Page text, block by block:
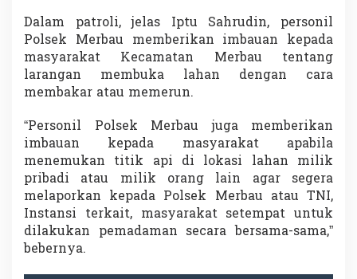
Dalam patroli, jelas Iptu Sahrudin, personil
Polsek Merbau memberikan imbauan kepada
masyarakat Kecamatan Merbau tentang
larangan membuka lahan dengan cara
membakar atau memerun.
“Personil Polsek Merbau juga memberikan
imbauan kepada masyarakat apabila
menemukan titik api di lokasi lahan milik
pribadi atau milik orang lain agar segera
melaporkan kepada Polsek Merbau atau TNI,
Instansi terkait, masyarakat setempat untuk
dilakukan pemadaman secara bersama-sama,”
bebernya.